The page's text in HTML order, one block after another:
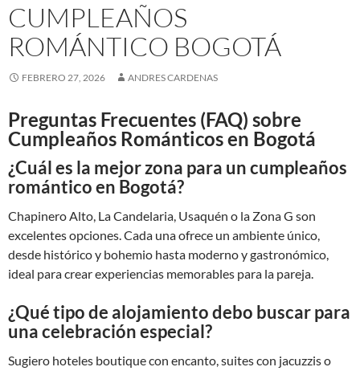
CUMPLEAÑOS
ROMÁNTICO BOGOTÁ
FEBRERO 27, 2026 ANDRES CARDENAS
Preguntas Frecuentes (FAQ) sobre
Cumpleaños Románticos en Bogotá
¿Cuál es la mejor zona para un cumpleaños
romántico en Bogotá?
Chapinero Alto, La Candelaria, Usaquén o la Zona G son
excelentes opciones. Cada una ofrece un ambiente único,
desde histórico y bohemio hasta moderno y gastronómico,
ideal para crear experiencias memorables para la pareja.
¿Qué tipo de alojamiento debo buscar para
una celebración especial?
Sugiero hoteles boutique con encanto, suites con jacuzzis o